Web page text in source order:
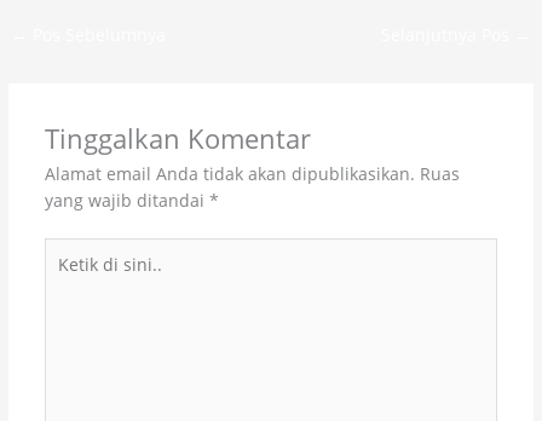
Tinggalkan Komentar
Alamat email Anda tidak akan dipublikasikan. Ruas
yang wajib ditandai *